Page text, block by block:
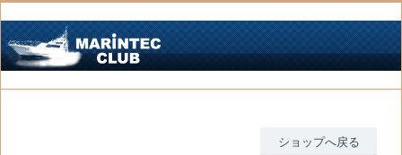
ショップへ戻る